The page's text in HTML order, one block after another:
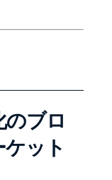
ブロ
ット